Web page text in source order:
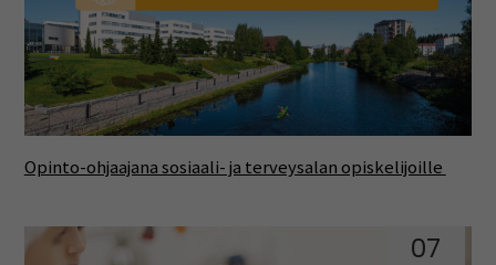
Opinto-ohjaajana sosiaali- ja terveysalan opiskelijoille
07